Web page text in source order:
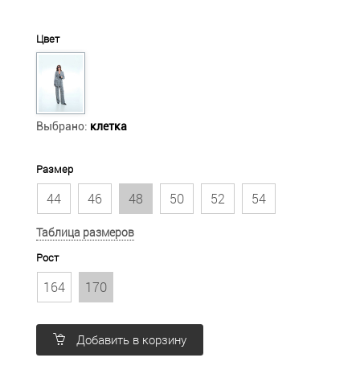
Цвет
Выбрано: клетка
Размер
44 46 48 50 52 54
Таблица размеров
Рост
164 170
Добавить в корзину